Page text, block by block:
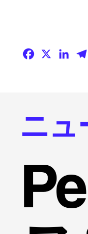
Facebook
X
ニュ